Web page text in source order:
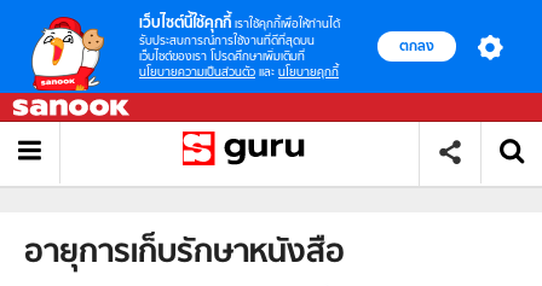
เว็บไซต์นี้ใช้คุกกี้ เราใช้คุกกี้เพื่อให้ท่านได้
รับประสบการณ์การใช้งานที่ดีที่สุดบน
เว็บไซต์ของเรา โปรดศึกษาเพิ่มเติมที่
นโยบายความเป็นส่วนตัว และ นโยบายคุกกี้
ตกลง
อายุการเก็บรักษาหนังสือ